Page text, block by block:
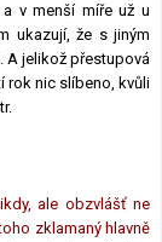
v menší míře už u
ukazují, že s jiným
A jelikož přestupová
rok nic slíbeno, kvůli
ale obzvlášť ne
zklamaný hlavně